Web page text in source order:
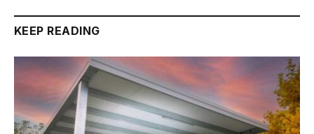
KEEP READING